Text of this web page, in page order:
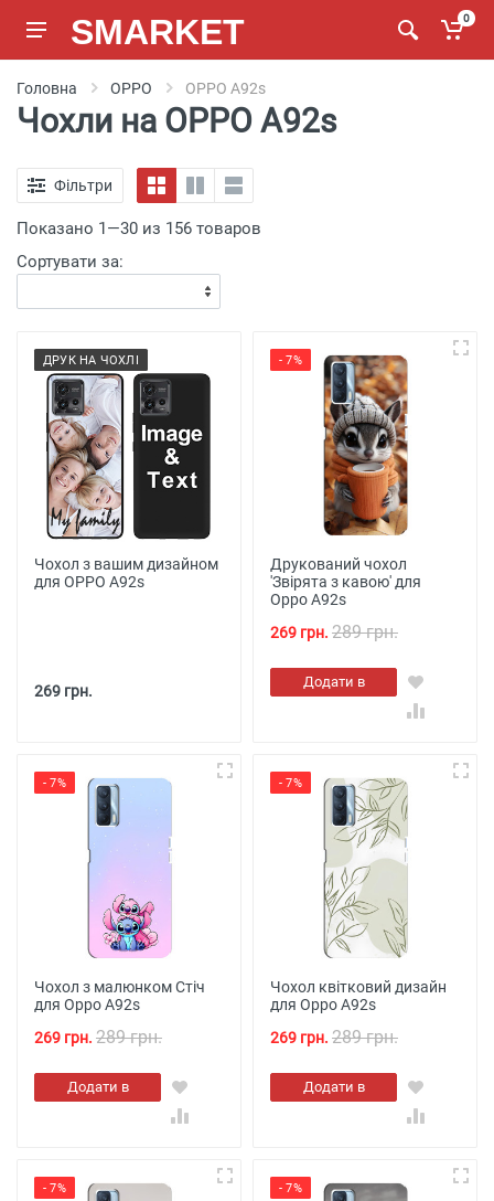
SMARKET 0
Головна OPPO OPPO A92s
Чохли на OPPO A92s
Фільтри
Показано 1—30 из 156 товаров
Сортувати за:
ДРУК НА ЧОХЛІ
Чохол з вашим дизайном
для OPPO A92s
269 грн.
- 7%
Друкований чохол
'Звірята з кавою' для
Oppo A92s
269 грн. 289 грн.
Додати в
кошик
- 7%
Чохол з малюнком Стіч
для Oppo A92s
269 грн. 289 грн.
Додати в
кошик
- 7%
Чохол квітковий дизайн
для Oppo A92s
269 грн. 289 грн.
Додати в
кошик
- 7% - 7%